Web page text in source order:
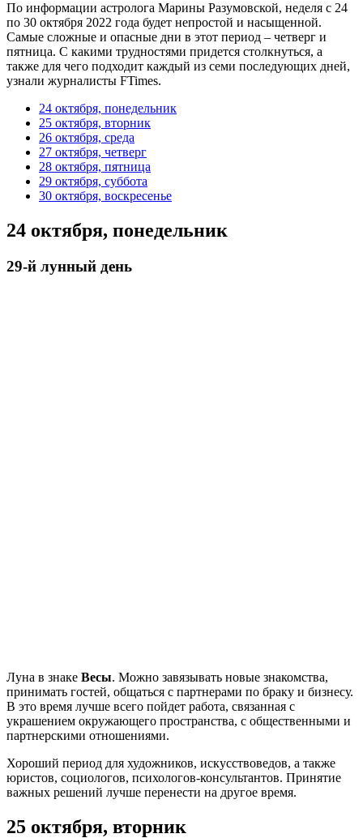
По информации астролога Марины Разумовской, неделя с 24
по 30 октября 2022 года будет непростой и насыщенной.
Самые сложные и опасные дни в этот период – четверг и
пятница. С какими трудностями придется столкнуться, а
также для чего подходит каждый из семи последующих дней,
узнали журналисты FTimes.
24 октября, понедельник
25 октября, вторник
26 октября, среда
27 октября, четверг
28 октября, пятница
29 октября, суббота
30 октября, воскресенье
24 октября, понедельник
29-й лунный день
Луна в знаке Весы. Можно завязывать новые знакомства,
принимать гостей, общаться с партнерами по браку и бизнесу.
В это время лучше всего пойдет работа, связанная с
украшением окружающего пространства, с общественными и
партнерскими отношениями.
Хороший период для художников, искусствоведов, а также
юристов, социологов, психологов-консультантов. Принятие
важных решений лучше перенести на другое время.
25 октября, вторник